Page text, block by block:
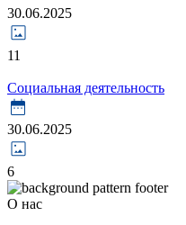
30.06.2025
11
Социальная деятельность
30.06.2025
6
О нас